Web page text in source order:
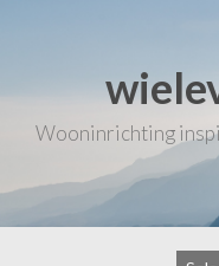
Wooninrichting